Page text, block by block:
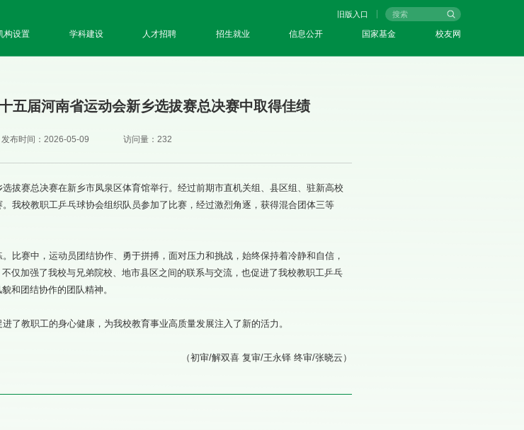
旧版入口
构设置 学科建设 人才招聘 招生就业 信息公开 国家基金 校友网
五届河南省运动会新乡选拔赛总决赛中取得佳绩
发布时间：2026-05-09 访问量： 232
拔赛总决赛在新乡市凤泉区体育馆举行。经过前期市直机关组、县区组、驻新高校
我校教职工乒乓球协会组织队员参加了比赛，经过激烈角逐，获得混合团体三等
比赛中，运动员团结协作、勇于拼搏，面对压力和挑战，始终保持着冷静和自信，
仅加强了我校与兄弟院校、地市县区之间的联系与交流，也促进了我校教职工乒乓
和团结协作的团队精神。
了教职工的身心健康，为我校教育事业高质量发展注入了新的活力。
（初审/解双喜 复审/王永铎 终审/张晓云）